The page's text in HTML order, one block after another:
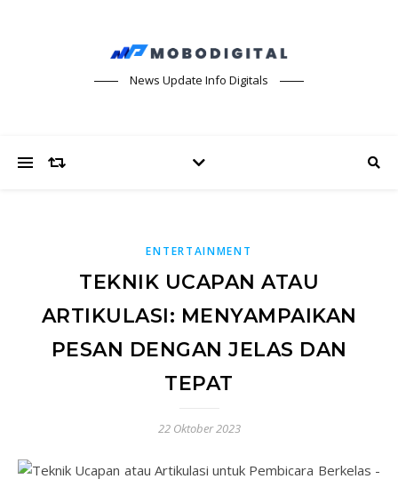
News Update Info Digitals
ENTERTAINMENT
TEKNIK UCAPAN ATAU
ARTIKULASI: MENYAMPAIKAN
PESAN DENGAN JELAS DAN
TEPAT
22 Oktober 2023